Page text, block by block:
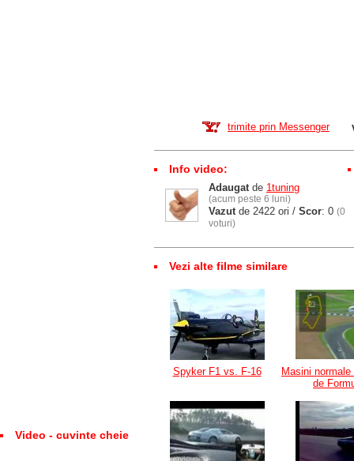
Video - cuvinte cheie
trimite prin Messenger
Info video:
Adaugatde 1tuning
(acum peste 6 luni)
Vazutde 2422 ori / Scor: 0 (0
voturi)
Vezi alte filme similare
Spyker F1 vs. F-16
Masini
de